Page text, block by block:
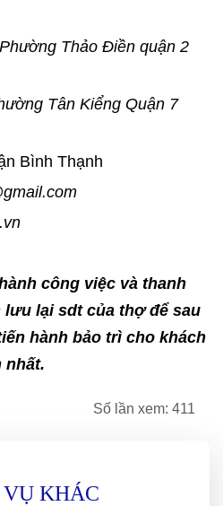
Thảo Điền quận 2
Tân Kiểng Quận 7
Bình Thạnh
công việc và thanh
lưu lại sdt của thợ để sau
hành bảo trì cho khách
nhất.
Số lần xem: 411
KHÁC